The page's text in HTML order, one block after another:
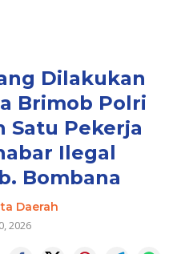
Dilakukan
Brimob Polri
Satu Pekerja
Ilegal
Bombana
Daerah
2026